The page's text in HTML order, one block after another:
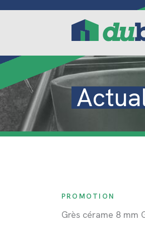
PROMOTION
Grès cérame 8 mm